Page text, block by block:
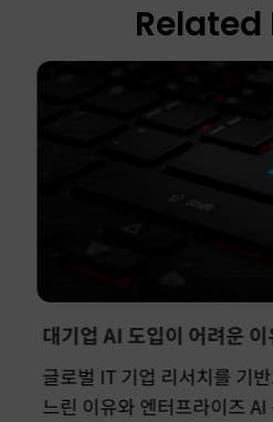
Related
대기업 AI 도입이 어려운
글로벌 IT 기업 리서치를 기
느린 이유와 엔터프라이즈 AI